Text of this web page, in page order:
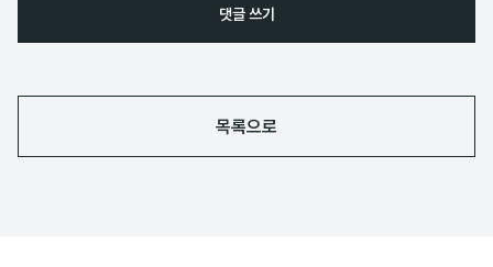
댓글 쓰기
목록으로